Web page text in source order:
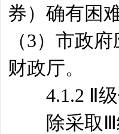
券）确有困
（3）市政
财政厅。
4.1.2 Ⅱ级
除采取Ⅲ级